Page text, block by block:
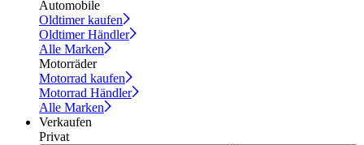
Automobile
Oldtimer kaufen
Oldtimer Händler
Alle Marken
Motorräder
Motorrad kaufen
Motorrad Händler
Alle Marken
Verkaufen
Privat